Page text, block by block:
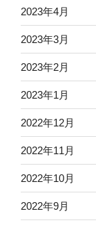
2023年4月
2023年3月
2023年2月
2023年1月
2022年12月
2022年11月
2022年10月
2022年9月